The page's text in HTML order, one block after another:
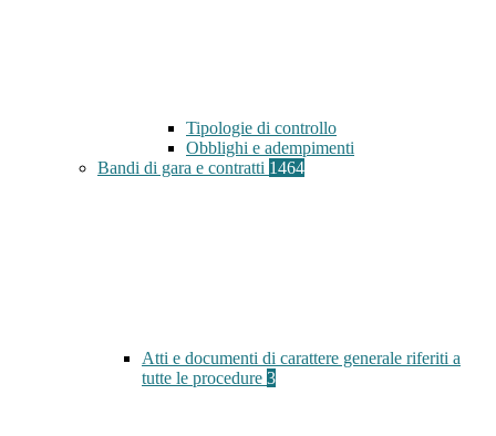
Tipologie di controllo
Obblighi e adempimenti
Bandi di gara e contratti 1464
Atti e documenti di carattere generale riferiti a
tutte le procedure 3